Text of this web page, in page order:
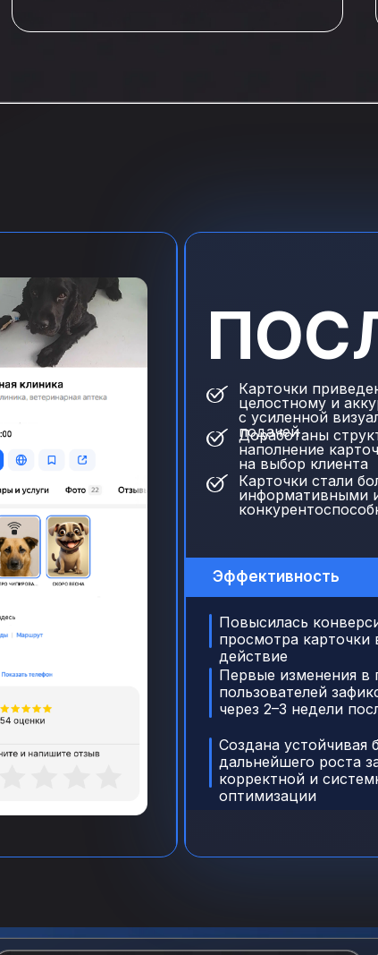
Эффективность
Повысилась
просмотра карточки
действие
Первые изменения в
пользователей
через 2–3 недели
Создана устойчивая
дальнейшего роста
корректной и
оптимизации
Карточки
целостному и
с усиленной
подачей
Доработаны
наполнение
на выбор клиента
Карточки стали
информативными
Согласование
в месяц
дизайнером
Обновление
появления
Соблюдение
касающихся
работа по